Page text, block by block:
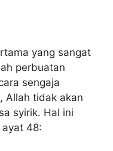
yang sangat
perbuatan
sengaja
Allah tidak akan
syirik. Hal ini
ayat 48: